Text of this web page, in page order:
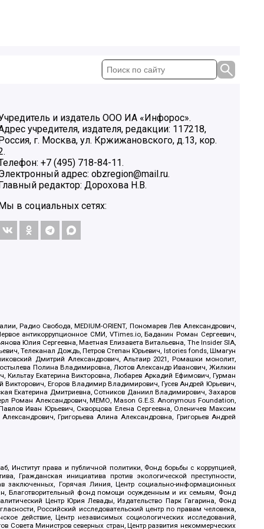
и издатель ООО ИА «Инфорос».
учредителя, издателя, редакции: 117218,
г. Москва, ул. Кржижановского, д.13, кор.
+7 (495) 718-84-11.
адрес: obzregion@mail.ru.
редактор: Дорохова Н.В.
в социальных сетях:
Радио Свобода, MEDIUM-ORIENT, Пономарев Лев Александрович,
антикоррупционное СМИ, VTimes.io, Баданин Роман Сергеевич,
Юлия Сергеевна, Маетная Елизавета Витальевна, The Insider SIA,
Телеканал Дождь, Петров Степан Юрьевич, Istories fonds, Шмагун
Дмитрий Александрович, Альтаир 2021, Ромашки монолит,
Полина Владимировна, Лютов Александр Иванович, Жилкин
Екатерина Викторовна, Любарев Аркадий Ефимович, Гурман
Егоров Владимир Владимирович, Гусев Андрей Юрьевич,
Екатерина Дмитриевна, Сотников Даниил Владимирович, Захаров
Роман Александрович, МЕМО, Mason G.E.S. Anonymous Foundation,
Иван Юрьевич, Скворцова Елена Сергеевна, Оленичев Максим
Григорьева Алина Александровна, Григорьев Андрей
Институт права и публичной политики, Фонд борьбы с коррупцией,
Гражданская инициатива против экологической преступности,
заключенных, Горячая Линия, Центр социально-информационных
Благотворительный фонд помощи осужденным и их семьям, Фонд
Центр Юрия Левады, Издательство Парк Гагарина, Фонд
Российский исследовательский центр по правам человека,
действие, Центр независимых социологических исследований,
Министров северных стран, Центр развития некоммерческих